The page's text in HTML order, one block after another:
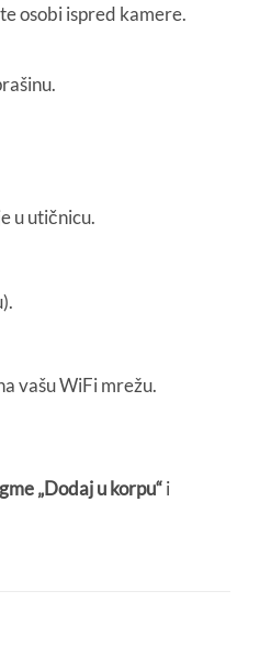
osobi ispred kamere.
u utičnicu.
vašu WiFi mrežu.
„Dodaj u korpu“i